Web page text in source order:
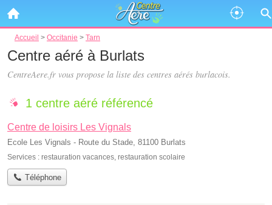
Accueil > Occitanie > Tarn
Centre aéré à Burlats
CentreAere.fr vous propose la liste des centres aérés burlacois.
1 centre aéré référencé
Centre de loisirs Les Vignals
Ecole Les Vignals - Route du Stade, 81100 Burlats
Services : restauration vacances, restauration scolaire
Téléphone